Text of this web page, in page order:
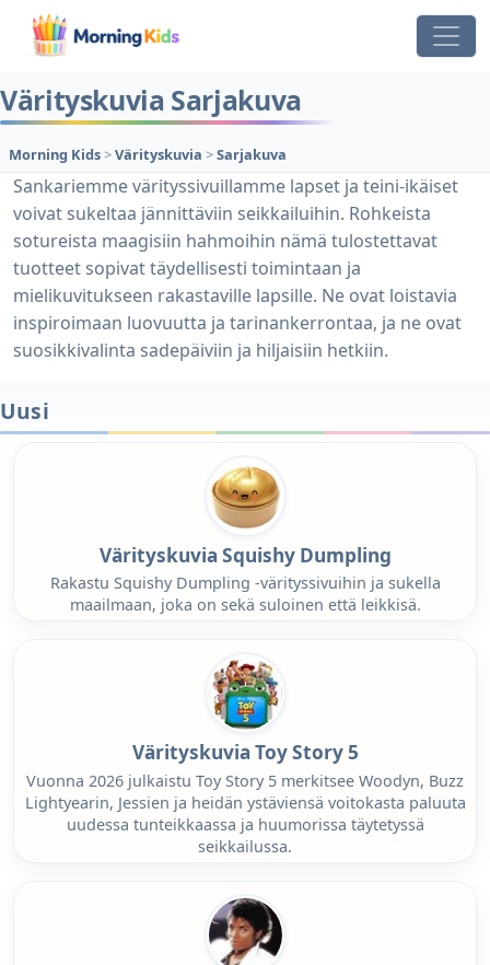
Värityskuvia Sarjakuva
Morning Kids>Värityskuvia >Sarjakuva
Sankariemme värityssivuillamme lapset ja teini-ikäiset
voivat sukeltaa jännittäviin seikkailuihin. Rohkeista
sotureista maagisiin hahmoihin nämä tulostettavat
tuotteet sopivat täydellisesti toimintaan ja
mielikuvitukseen rakastaville lapsille. Ne ovat loistavia
inspiroimaan luovuutta ja tarinankerrontaa, ja ne ovat
suosikkivalinta sadepäiviin ja hiljaisiin hetkiin.
Uusi
Värityskuvia Squishy Dumpling
Rakastu Squishy Dumpling -värityssivuihin ja sukella
maailmaan, joka on sekä suloinen että leikkisä.
Värityskuvia Toy Story 5
Vuonna 2026 julkaistu Toy Story 5 merkitsee Woodyn, Buzz
Lightyearin, Jessien ja heidän ystäviensä voitokasta paluuta
uudessa tunteikkaassa ja huumorissa täytetyssä
seikkailussa.